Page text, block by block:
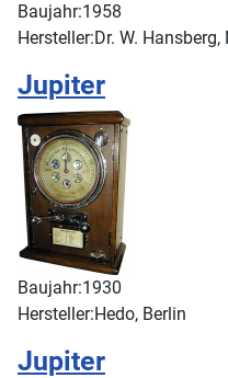
Baujahr:1958
Hersteller:Dr. W.
Jupiter
Baujahr:1930
Hersteller:Hedo, Berlin
Jupiter